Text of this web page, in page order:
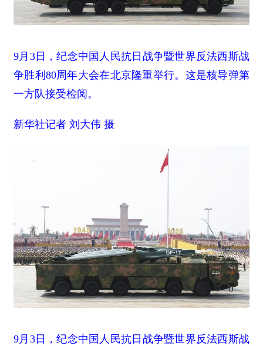
9月3日，纪念中国人民抗日战争暨世界反法西斯战
争胜利80周年大会在北京隆重举行。这是核导弹第
一方队接受检阅。
新华社记者 刘大伟 摄
9月3日，纪念中国人民抗日战争暨世界反法西斯战